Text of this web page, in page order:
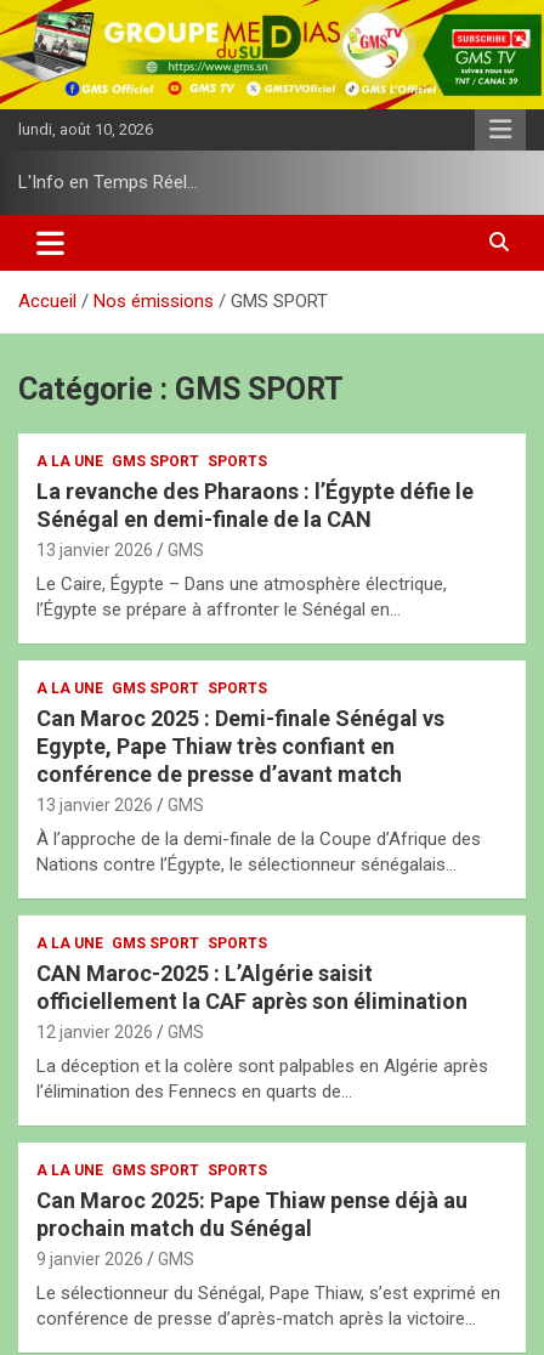
l
l
e
r
o
t
lundi, août 10, 2026
L'Info en Temps Réel…
Accueil Nos émissions GMS SPORT
Catégorie : GMS SPORT
A LA UNE GMS SPORT SPORTS
La revanche des Pharaons : l’Égypte défie le
Sénégal en demi-finale de la CAN
13 janvier 2026 GMS
Le Caire, Égypte – Dans une atmosphère électrique,
l’Égypte se prépare à affronter le Sénégal en…
A LA UNE GMS SPORT SPORTS
Can Maroc 2025 : Demi-finale Sénégal vs
Egypte, Pape Thiaw très confiant en
conférence de presse d’avant match
13 janvier 2026 GMS
À l’approche de la demi-finale de la Coupe d’Afrique des
Nations contre l’Égypte, le sélectionneur sénégalais…
A LA UNE GMS SPORT SPORTS
CAN Maroc-2025 : L’Algérie saisit
officiellement la CAF après son élimination
12 janvier 2026 GMS
La déception et la colère sont palpables en Algérie après
l’élimination des Fennecs en quarts de…
A LA UNE GMS SPORT SPORTS
Can Maroc 2025: Pape Thiaw pense déjà au
prochain match du Sénégal
9 janvier 2026 GMS
Le sélectionneur du Sénégal, Pape Thiaw, s’est exprimé en
conférence de presse d’après-match après la victoire…